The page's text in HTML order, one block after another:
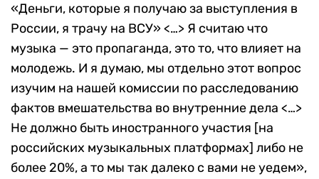
«Деньги, которые я получаю за выступления в
России, я трачу на ВСУ» <…> Я считаю что
музыка — это пропаганда, это то, что влияет на
молодежь. И я думаю, мы отдельно этот вопрос
изучим на нашей комиссии по расследованию
фактов вмешательства во внутренние дела <…>
Не должно быть иностранного участия [на
российских музыкальных платформах] либо не
более 20%, а то мы так далеко с вами не уедем»,